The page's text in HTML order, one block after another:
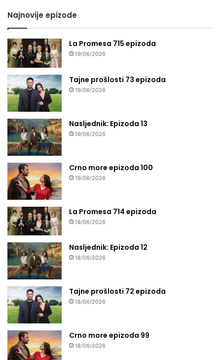
Najnovije epizode
La Promesa 715 epizoda
19/06/2026
Tajne prošlosti 73 epizoda
19/06/2026
Nasljednik: Epizoda 13
19/06/2026
Crno more epizoda 100
19/06/2026
La Promesa 714 epizoda
18/06/2026
Nasljednik: Epizoda 12
18/06/2026
Tajne prošlosti 72 epizoda
18/06/2026
Crno more epizoda 99
18/06/2026